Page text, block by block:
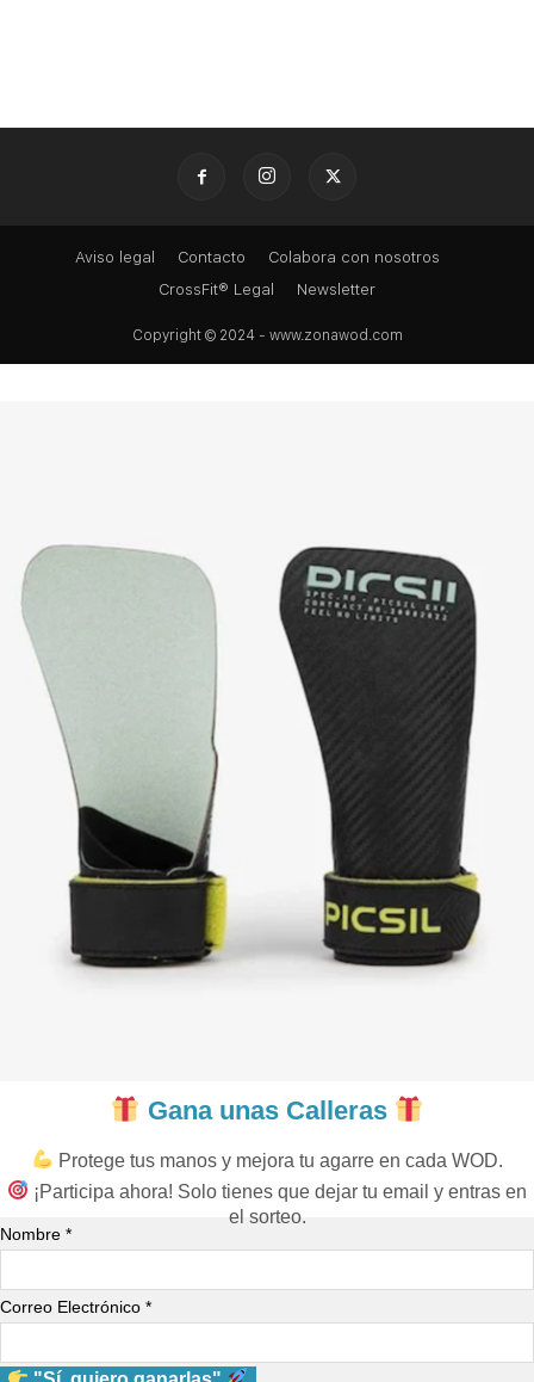
Aviso legal Contacto
Colabora con nosotros
CrossFit® Legal
Newsletter
Copyright © 2024 - www.zonawod.com
Gana unas Calleras
Protege tus manos y mejora tu agarre en cada WOD.
¡Participa ahora! Solo tienes que dejar tu email y entras en
el sorteo.
Nombre *
Correo Electrónico *